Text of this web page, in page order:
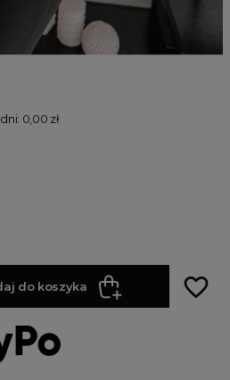
0,00 zł
do koszyka favorite_border